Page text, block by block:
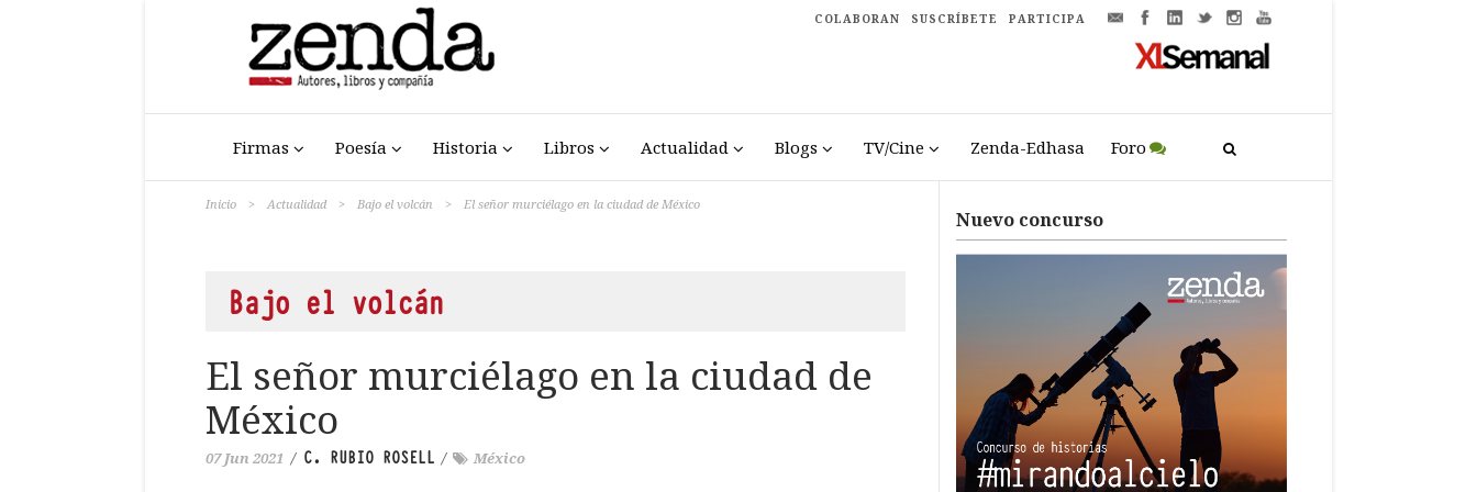
COLABORAN SUSCRÍBETE PARTICIPA
Firmas Poesía Historia Libros Actualidad Blogs TV/Cine Zenda-Edhasa Foro
Inicio > Actualidad > Bajo el volcán > El señor murciélago en la ciudad de México
Bajo el volcán
El señor murciélago en la ciudad de
México
07 Jun 2021 / C. RUBIO ROSELL / México
Nuevo concurso